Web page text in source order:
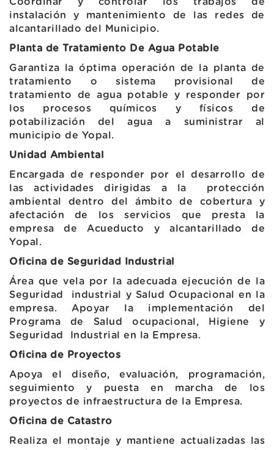
Coordinar y controlar los trabajos de
instalación y mantenimiento de las redes de
alcantarillado del Municipio.
Planta de Tratamiento De Agua Potable
Garantiza la óptima operación de la planta de
tratamiento o sistema provisional de
tratamiento de agua potable y responder por
los procesos químicos y físicos de
potabilización del agua a suministrar al
municipio de Yopal.
Unidad Ambiental
Encargada de responder por el desarrollo de
las actividades dirigidas a la protección
ambiental dentro del ámbito de cobertura y
afectación de los servicios que presta la
empresa de Acueducto y alcantarillado de
Yopal.
Oficina de Seguridad Industrial
Área que vela por la adecuada ejecución de la
Seguridad industrial y Salud Ocupacional en la
empresa. Apoyar la implementación del
Programa de Salud ocupacional, Higiene y
Seguridad Industrial en la Empresa.
Oficina de Proyectos
Apoya el diseño, evaluación, programación,
seguimiento y puesta en marcha de los
proyectos de infraestructura de la Empresa.
Oficina de Catastro
Realiza el montaje y mantiene actualizadas las